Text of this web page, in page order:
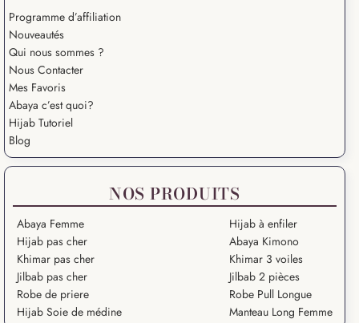
Programme d’affiliation
Nouveautés
Qui nous sommes ?
Nous Contacter
Mes Favoris
Abaya c’est quoi?
Hijab Tutoriel
Blog
NOS PRODUITS
Abaya Femme
Hijab pas cher
Khimar pas cher
Jilbab pas cher
Robe de priere
Hijab Soie de médine
Hijab à enfiler
Abaya Kimono
Khimar 3 voiles
Jilbab 2 pièces
Robe Pull Longue
Manteau Long Femme